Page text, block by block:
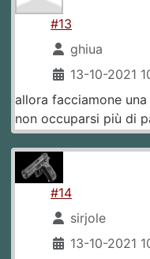
#13
ghiua
13-10-2021
allora facciamone
non occuparsi più di
#14
sirjole
13-10-2021